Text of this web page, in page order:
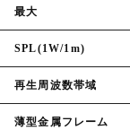
最大
SPL(1W/1m)
再生周波数帯域
薄型金属フレーム